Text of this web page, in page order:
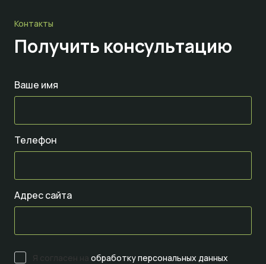
Контакты
Получить консультацию
Ваше имя
Телефон
Адрес сайта
Я согласен на обработку персональных данных